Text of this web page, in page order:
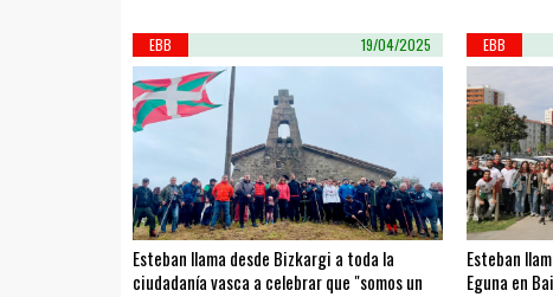
EBB 19/04/2025
Esteban llama desde Bizkargi a toda la
ciudadanía vasca a celebrar que "somos un
EBB
Esteban
Eguna en